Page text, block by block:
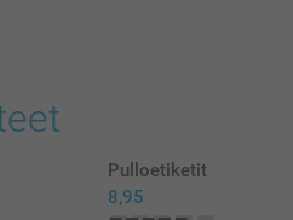
Pulloetiketit
8,95